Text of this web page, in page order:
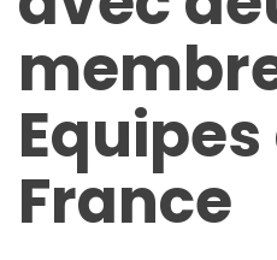
France